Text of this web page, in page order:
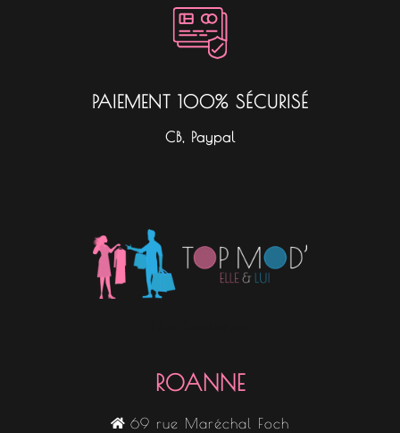
PAIEMENT 100% SÉCURISÉ
CB, Paypal
ROANNE
69 rue Maréchal Foch